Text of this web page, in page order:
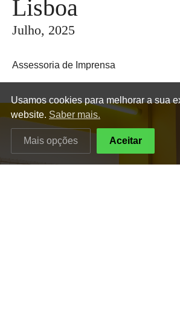
Lisboa
Julho, 2025
Assessoria de Imprensa
Usamos cookies para melhorar a sua
website. Saber mais.
Mais opções Aceitar